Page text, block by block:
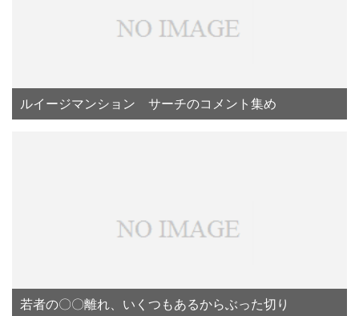
ルイージマンション サーチのコメント集め
若者の〇〇離れ、いくつもあるからぶった切り